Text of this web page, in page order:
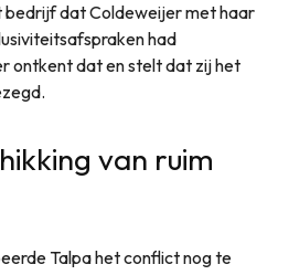
bedrijf dat Coldeweijer met haar
had
ontkent dat en stelt dat zij het
van ruim
Talpa het conflict nog te